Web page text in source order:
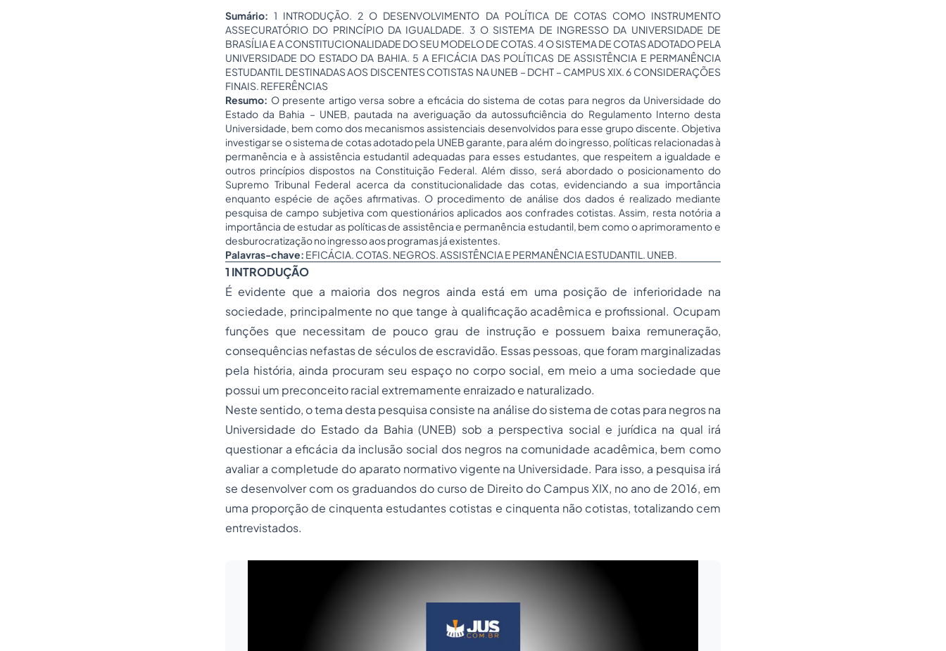
Sumário:1 INTRODUÇÃO. 2 O DESENVOLVIMENTO DA POLÍTICA DE COTAS COMO INSTRUMENTO
ASSECURATÓRIO DO PRINCÍPIO DA IGUALDADE. 3 O SISTEMA DE INGRESSO DA UNIVERSIDADE DE
BRASÍLIA E A CONSTITUCIONALIDADE DO SEU MODELO DE COTAS. 4 O SISTEMA DE COTAS ADOTADO PELA
UNIVERSIDADE DO ESTADO DA BAHIA. 5 A EFICÁCIA DAS POLÍTICAS DE ASSISTÊNCIA E PERMANÊNCIA
ESTUDANTIL DESTINADAS AOS DISCENTES COTISTAS NA UNEB – DCHT – CAMPUS XIX. 6 CONSIDERAÇÕES
FINAIS. REFERÊNCIAS
Resumo: O presente artigo versa sobre a eficácia do sistema de cotas para negros da Universidade do
Estado da Bahia – UNEB, pautada na averiguação da autossuficiência do Regulamento Interno desta
Universidade, bem como dos mecanismos assistenciais desenvolvidos para esse grupo discente. Objetiva
investigar se o sistema de cotas adotado pela UNEB garante, para além do ingresso, políticas relacionadas à
permanência e à assistência estudantil adequadas para esses estudantes, que respeitem a igualdade e
outros princípios dispostos na Constituição Federal. Além disso, será abordado o posicionamento do
Supremo Tribunal Federal acerca da constitucionalidade das cotas, evidenciando a sua importância
enquanto espécie de ações afirmativas. O procedimento de análise dos dados é realizado mediante
pesquisa de campo subjetiva com questionários aplicados aos confrades cotistas. Assim, resta notória a
importância de estudar as políticas de assistência e permanência estudantil, bem como o aprimoramento e
desburocratização no ingresso aos programas já existentes.
Palavras-chave: EFICÁCIA. COTAS. NEGROS. ASSISTÊNCIA E PERMANÊNCIA ESTUDANTIL. UNEB.
1 INTRODUÇÃO
É evidente que a maioria dos negros ainda está em uma posição de inferioridade na
sociedade, principalmente no que tange à qualificação acadêmica e profissional. Ocupam
funções que necessitam de pouco grau de instrução e possuem baixa remuneração,
consequências nefastas de séculos de escravidão. Essas pessoas, que foram marginalizadas
pela história, ainda procuram seu espaço no corpo social, em meio a uma sociedade que
possui um preconceito racial extremamente enraizado e naturalizado.
Neste sentido, o tema desta pesquisa consiste na análise do sistema de cotas para negros na
Universidade do Estado da Bahia (UNEB) sob a perspectiva social e jurídica na qual irá
questionar a eficácia da inclusão social dos negros na comunidade acadêmica, bem como
avaliar a completude do aparato normativo vigente na Universidade. Para isso, a pesquisa irá
se desenvolver com os graduandos do curso de Direito do Campus XIX, no ano de 2016, em
uma proporção de cinquenta estudantes cotistas e cinquenta não cotistas, totalizando cem
entrevistados.